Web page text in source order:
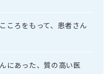
ころをもって、患者さん
にあった、質の高い医